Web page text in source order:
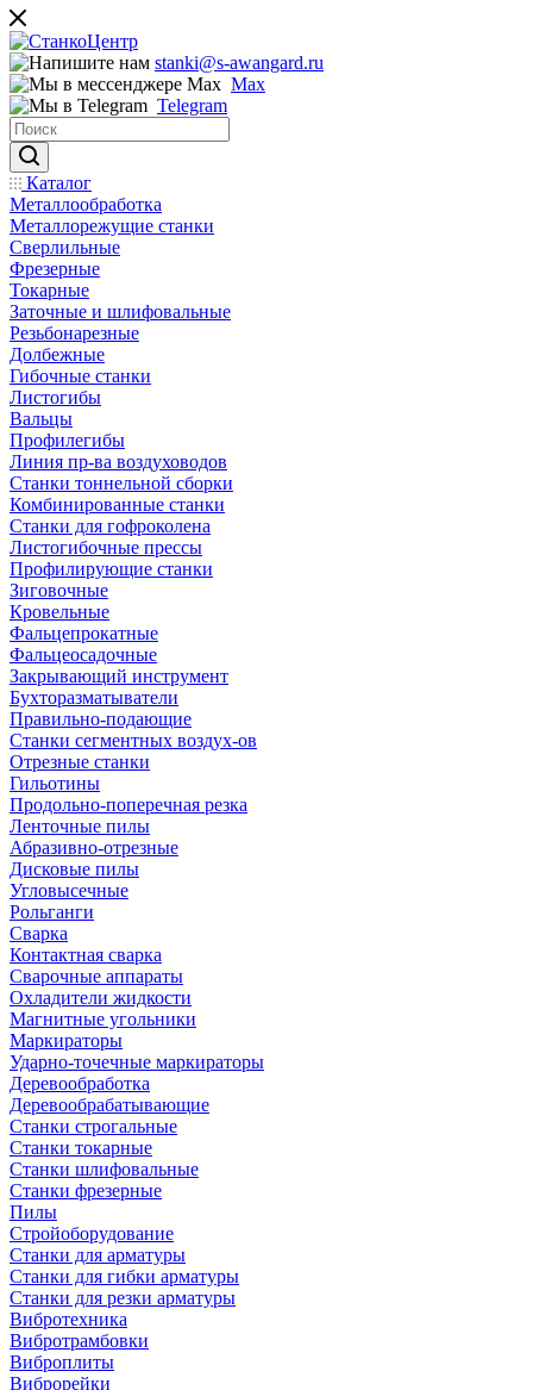
stanki@s-awangard.ru
Max
Telegram
Каталог
Металлообработка
Металлорежущие станки
Сверлильные
Фрезерные
Токарные
Заточные и шлифовальные
Резьбонарезные
Долбежные
Гибочные станки
Листогибы
Вальцы
Профилегибы
Линия пр-ва воздуховодов
Станки тоннельной сборки
Комбинированные станки
Станки для гофроколена
Листогибочные прессы
Профилирующие станки
Зиговочные
Кровельные
Фальцепрокатные
Фальцеосадочные
Закрывающий инструмент
Бухторазматыватели
Правильно-подающие
Станки сегментных воздух-ов
Отрезные станки
Гильотины
Продольно-поперечная резка
Ленточные пилы
Абразивно-отрезные
Дисковые пилы
Угловысечные
Рольганги
Сварка
Контактная сварка
Сварочные аппараты
Охладители жидкости
Магнитные угольники
Маркираторы
Ударно-точечные маркираторы
Деревообработка
Деревообрабатывающие
Станки строгальные
Станки токарные
Станки шлифовальные
Станки фрезерные
Пилы
Стройоборудование
Станки для арматуры
Станки для гибки арматуры
Станки для резки арматуры
Вибротехника
Вибротрамбовки
Виброплиты
Виброрейки